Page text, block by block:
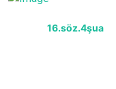
16.söz.4şua